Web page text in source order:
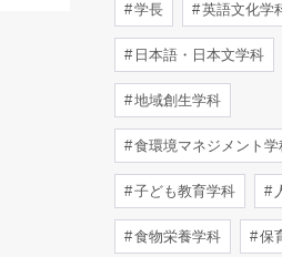
学長 英語文化学
日本語・日本文学科
地域創生学科
食環境マネジメント学
子ども教育学科
食物栄養学科 保